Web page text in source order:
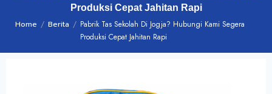
Produksi Cepat Jahitan Rapi
Home / Berita / Pabrik Tas Sekolah Di Jogja? Hubungi Kami Segera
Produksi Cepat Jahitan Rapi